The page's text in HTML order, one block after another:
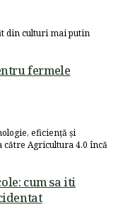
din culturi mai putin
fermele
eficiență și
către Agricultura 4.0 încă
cum sa iti